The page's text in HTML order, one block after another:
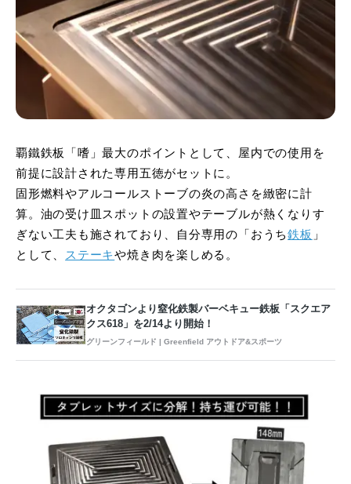
覇鐵鉄板「嗜」最大のポイントとして、屋内での使用を
前提に設計された専用五徳がセットに。
固形燃料やアルコールストーブの炎の高さを緻密に計
算。油の受け皿スポットの設置やテーブルが熱くなりす
ぎない工夫も施されており、自分専用の「おうち鉄板 」
として、
ステーキや焼き肉を楽しめる。
オクタゴンより窒化鉄製バーベキュー鉄板「スクエア
クス618」を2/14より開始！
グリーンフィールド | Greenfield アウトドア&スポーツ